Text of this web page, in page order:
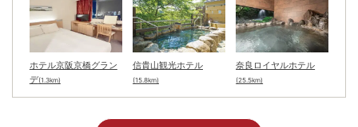
ホテル京阪京橋グラン
デ(1.3km)
信貴山観光ホテル
(15.8km)
奈良ロイヤルホテル
(25.5km)